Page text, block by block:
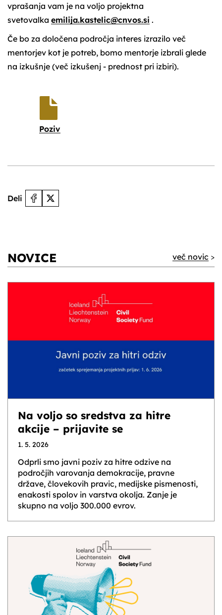
vprašanja vam je na voljo projektna
svetovalka emilija.kastelic@cnvos.si .
Če bo za določena področja interes izrazilo več
mentorjev kot je potreb, bomo mentorje izbrali glede
na izkušnje (več izkušenj - prednost pri izbiri).
Poziv
Deli
NOVICE več novic >
Na voljo so sredstva za hitre
akcije – prijavite se
1. 5. 2026
Odprli smo javni poziv za hitre odzive na
področjih varovanja demokracije, pravne
države, človekovih pravic, medijske pismenosti,
enakosti spolov in varstva okolja. Zanje je
skupno na voljo 300.000 evrov.